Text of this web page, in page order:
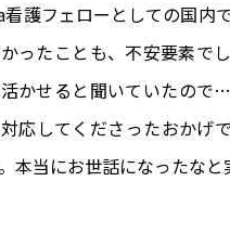
看護フェローとしての国内
ったことも、不安要素で
かせると聞いていたの
応してくださったおかげ
本当にお世話になったなと